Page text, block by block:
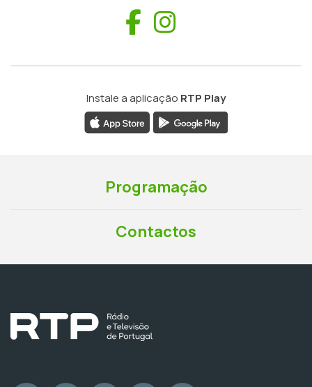
Facebook
Instale a aplicação RTP Play
Programação
Contactos